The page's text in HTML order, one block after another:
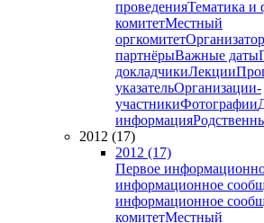
проведенияТематика и
комитетМестный
оргкомитет
партнёрыВажные даты
докладчикиЛекции
указательОрганизации-
участникиФотографии
информация
2012 (17)
2012 (17)
Первое
информационное
информационное
комитетМестный